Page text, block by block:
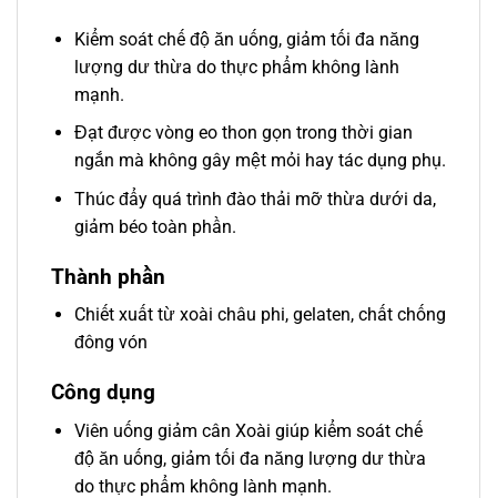
Kiểm soát chế độ ăn uống, giảm tối đa năng
lượng dư thừa do thực phẩm không lành
mạnh.
Đạt được vòng eo thon gọn trong thời gian
ngắn mà không gây mệt mỏi hay tác dụng phụ.
Thúc đẩy quá trình đào thải mỡ thừa dưới da,
giảm béo toàn phần.
Thành phần
Chiết xuất từ xoài châu phi, gelaten, chất chống
đông vón
Công dụng
Viên uống giảm cân Xoài giúp kiểm soát chế
độ ăn uống, giảm tối đa năng lượng dư thừa
do thực phẩm không lành mạnh.